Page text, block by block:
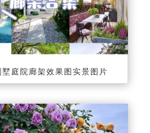
庭院廊架效果图实景图片